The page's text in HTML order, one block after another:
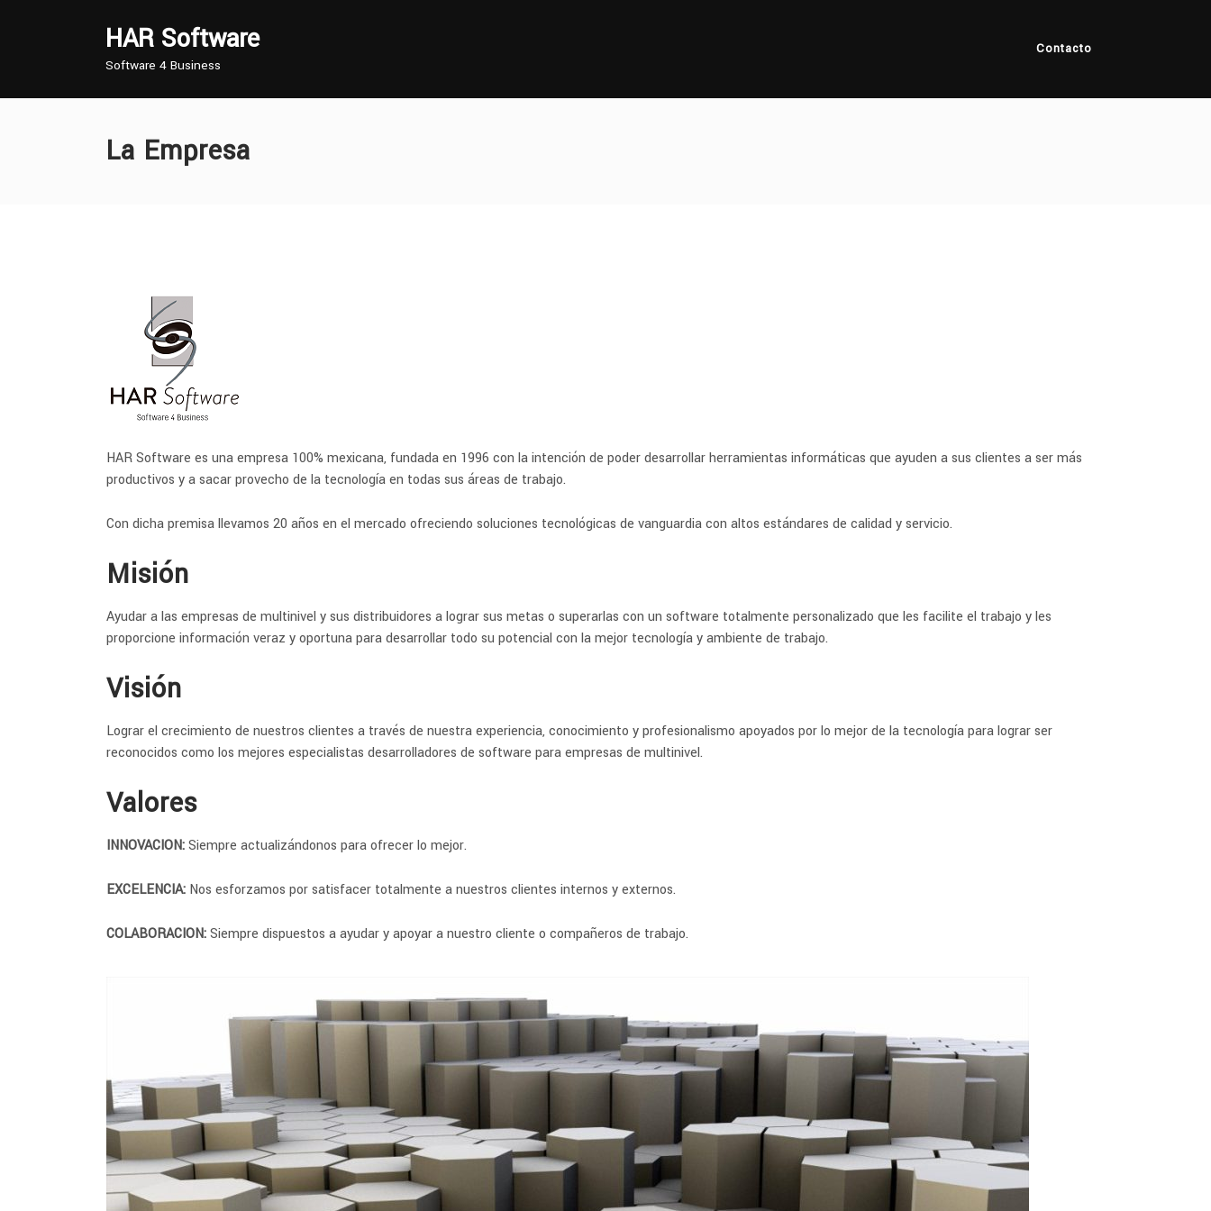
HAR Software
Software 4 Business
Contacto
La Empresa
HAR Software es una empresa 100% mexicana, fundada en 1996 con la intención de poder desarrollar herramientas informáticas que ayuden a sus clientes a ser más
productivos y a sacar provecho de la tecnología en todas sus áreas de trabajo.
Con dicha premisa llevamos 20 años en el mercado ofreciendo soluciones tecnológicas de vanguardia con altos estándares de calidad y servicio.
Misión
Ayudar a las empresas de multinivel y sus distribuidores a lograr sus metas o superarlas con un software totalmente personalizado que les facilite el trabajo y les
proporcione información veraz y oportuna para desarrollar todo su potencial con la mejor tecnología y ambiente de trabajo.
Visión
Lograr el crecimiento de nuestros clientes a través de nuestra experiencia, conocimiento y profesionalismo apoyados por lo mejor de la tecnología para lograr ser
reconocidos como los mejores especialistas desarrolladores de software para empresas de multinivel.
Valores
INNOVACION:Siempre actualizándonos para ofrecer lo mejor.
EXCELENCIA: Nos esforzamos por satisfacer totalmente a nuestros clientes internos y externos.
COLABORACION:Siempre dispuestos a ayudar y apoyar a nuestro cliente o compañeros de trabajo.